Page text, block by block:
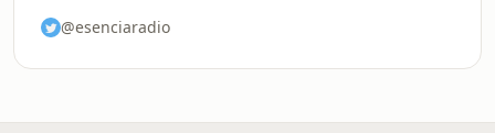
@esenciaradio